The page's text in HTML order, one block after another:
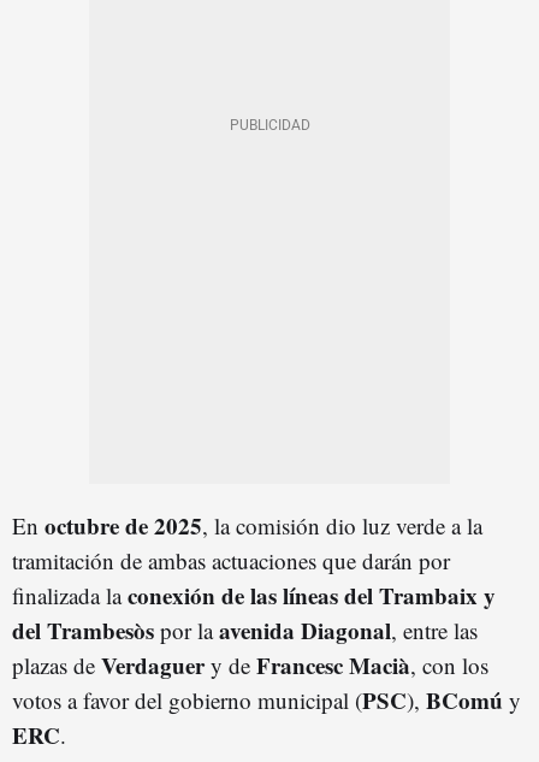
En octubre de 2025, la comisión dio luz verde a la
tramitación de ambas actuaciones que darán por
finalizada laconexión de las líneas del Trambaix y
del Trambesòs por laavenida Diagonal, entre las
plazas de Verdaguery de Francesc Macià, con los
votos a favor del gobierno municipal (PSC), BComú y
ERC.